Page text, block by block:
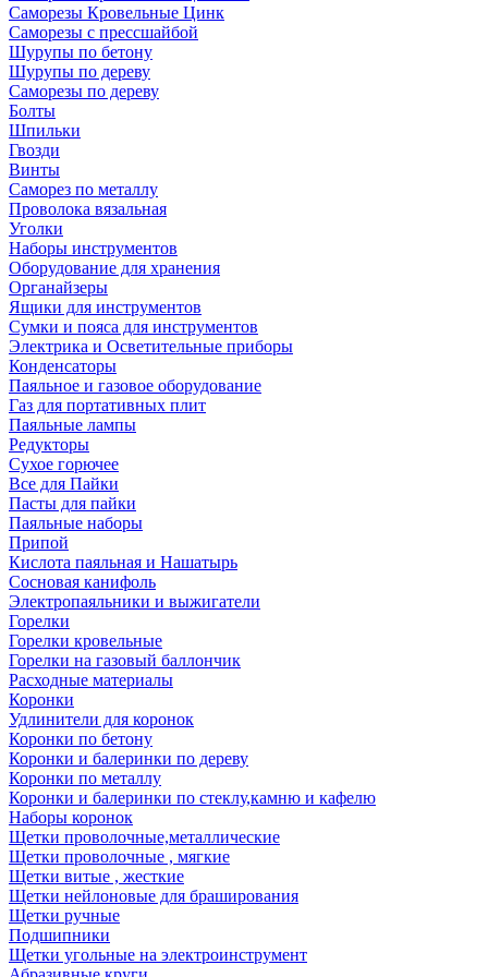
Саморезы Кровельные Цинк
Саморезы с прессшайбой
Шурупы по бетону
Шурупы по дереву
Саморезы по дереву
Болты
Шпильки
Гвозди
Винты
Саморез по металлу
Проволока вязальная
Уголки
Наборы инструментов
Оборудование для хранения
Органайзеры
Ящики для инструментов
Сумки и пояса для инструментов
Электрика и Осветительные приборы
Конденсаторы
Паяльное и газовое оборудование
Газ для портативных плит
Паяльные лампы
Редукторы
Сухое горючее
Все для Пайки
Пасты для пайки
Паяльные наборы
Припой
Кислота паяльная и Нашатырь
Сосновая канифоль
Электропаяльники и выжигатели
Горелки
Горелки кровельные
Горелки на газовый баллончик
Расходные материалы
Коронки
Удлинители для коронок
Коронки по бетону
Коронки и балеринки по дереву
Коронки по металлу
Коронки и балеринки по стеклу,камню и кафелю
Наборы коронок
Щетки проволочные,металлические
Щетки проволочные , мягкие
Щетки витые , жесткие
Щетки нейлоновые для браширования
Щетки ручные
Подшипники
Щетки угольные на электроинструмент